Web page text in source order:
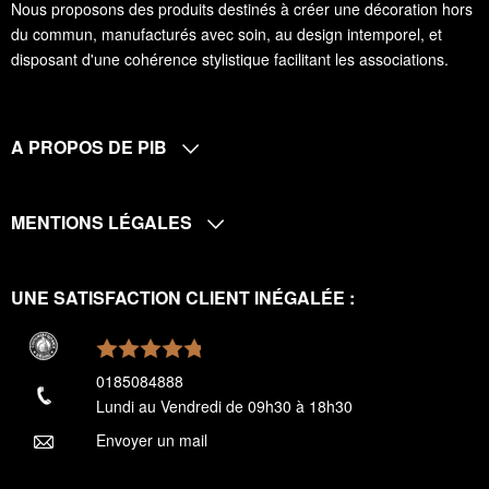
Nous proposons des produits destinés à créer une décoration hors
du commun, manufacturés avec soin, au design intemporel, et
disposant d'une cohérence stylistique facilitant les associations.
A PROPOS DE PIB
MENTIONS LÉGALES
UNE SATISFACTION CLIENT INÉGALÉE :
0185084888
Lundi au Vendredi de 09h30 à 18h30
Envoyer un mail